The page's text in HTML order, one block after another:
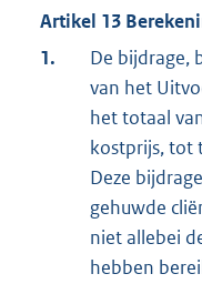
Artikel 13
1.
De bijdrage,
van het
het totaal
kostprijs, tot
Deze
gehuwde
niet allebei
hebben